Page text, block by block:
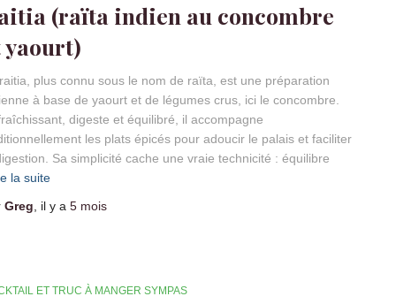
(raïta indien au concombre
yaourt)
plus connu sous le nom de raïta, est une préparation
à base de yaourt et de légumes crus, ici le concombre.
digeste et équilibré, il accompagne
les plats épicés pour adoucir le palais et faciliter
Sa simplicité cache une vraie technicité : équilibre
la suite
Greg , il y a 5 mois
ET TRUC À MANGER SYMPAS